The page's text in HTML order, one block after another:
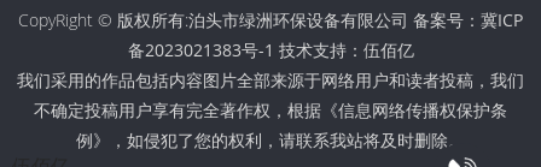
CopyRight © 版权所有:泊头市绿洲环保设备有限公司 备案号： 冀ICP
备2023021383号-1 技术支持： 伍佰亿
我们采用的作品包括内容图片全部来源于网络用户和读者投稿，我们
不确定投稿用户享有完全著作权，根据《信息网络传播权保护条
例》，如侵犯了您的权利，请联系我站将及时删除。